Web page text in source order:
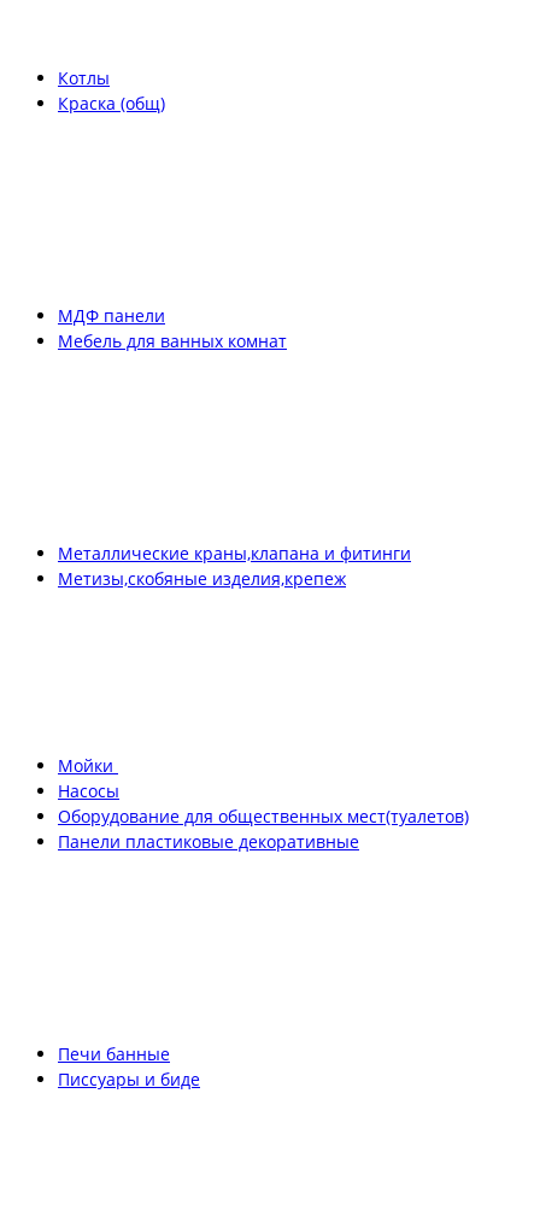
Котлы
Краска (общ)
МДФ панели
Мебель для ванных комнат
Металлические краны,клапана и фитинги
Метизы,скобяные изделия,крепеж
Мойки
Насосы
Оборудование для общественных мест(туалетов)
Панели пластиковые декоративные
Печи банные
Писсуары и биде